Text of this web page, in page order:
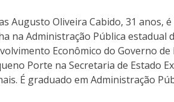
Augusto Oliveira Cabido, 31 anos,
na Administração Pública estadual
Econômico do Governo
Porte na Secretaria de Estado
É graduado em Administração